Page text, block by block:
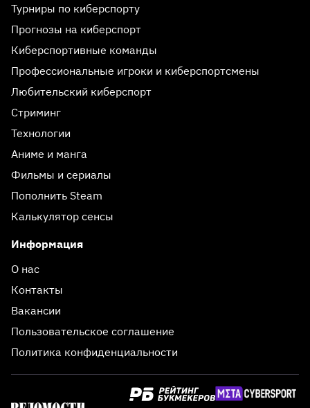
Турниры по киберспорту
Прогнозы на киберспорт
Киберспортивные команды
Профессиональные игроки и киберспортсмены
Любительский киберспорт
Стриминг
Технологии
Аниме и манга
Фильмы и сериалы
Пополнить Steam
Калькулятор сенсы
Информация
О нас
Контакты
Вакансии
Пользовательское соглашение
Политика конфиденциальности